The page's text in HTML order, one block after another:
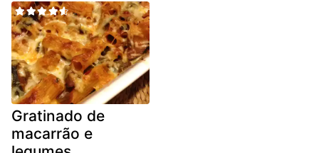
Gratinado de
macarrão e